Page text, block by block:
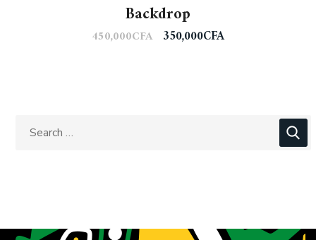
Backdrop
450,000CFA 350,000CFA